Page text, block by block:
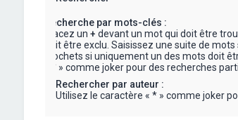
Recherche par mots-clés :
Placez un + devant un mot qui doit être
doit être exclu. Saisissez une suite de
crochets si uniquement un des mots doit
« * » comme joker pour des recherches
Rechercher par auteur :
Utilisez le caractère « * » comme joker